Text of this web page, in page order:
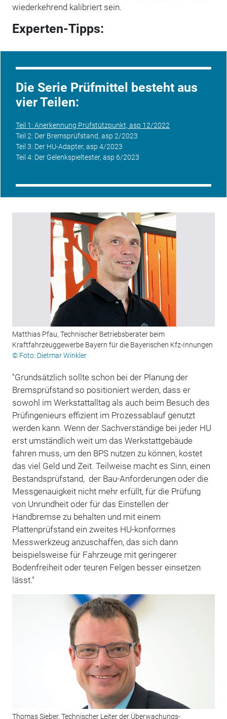
wiederkehrend kalibriert sein.
Experten-Tipps:
Die Serie Prüfmittel besteht aus
vier Teilen:
Teil 1: Anerkennung Prüfstützpunkt, asp 12/2022
Teil 2: Der Bremsprüfstand, asp 2/2023
Teil 3: Der HU-Adapter, asp 4/2023
Teil 4: Der Gelenkspieltester, asp 6/2023
Matthias Pfau, Technischer Betriebsberater beim
Kraftfahrzeuggewerbe Bayern für die Bayerischen Kfz-Innungen
© Foto: Dietmar Winkler
"Grundsätzlich sollte schon bei der Planung der
Bremsprüfstand so positioniert werden, dass er
sowohl im Werkstattalltag als auch beim Besuch des
Prüfingenieurs effizient im Prozessablauf genutzt
werden kann. Wenn der Sachverständige bei jeder HU
erst umständlich weit um das Werkstattgebäude
fahren muss, um den BPS nutzen zu können, kostet
das viel Geld und Zeit. Teilweise macht es Sinn, einen
Bestandsprüfstand, der Bau-Anforderungen oder die
Messgenauigkeit nicht mehr erfüllt, für die Prüfung
von Unrundheit oder für das Einstellen der
Handbremse zu behalten und mit einem
Plattenprüfstand ein zweites HU-konformes
Messwerkzeug anzuschaffen, das sich dann
beispielsweise für Fahrzeuge mit geringerer
Bodenfreiheit oder teuren Felgen besser einsetzen
lässt."
Thomas Sieber, Technischer Leiter der Überwachungs-